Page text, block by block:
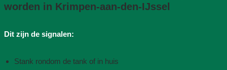
worden in Krimpen-aan-den-IJssel
Dit zijn de signalen:
Stank rondom de tank of in huis